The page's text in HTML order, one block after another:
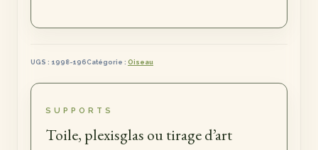
UGS : 1998-196Catégorie : Oiseau
SUPPORTS
Toile, plexisglas ou tirage d’art